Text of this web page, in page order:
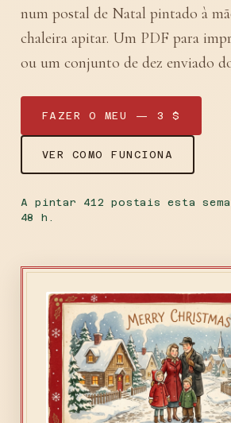
num postal de Natal pintado à
chaleira apitar. Um PDF para
ou um conjunto de dez enviado
FAZER O MEU — 3 $
VER COMO FUNCIONA
A pintar 412 postais esta
48 h.